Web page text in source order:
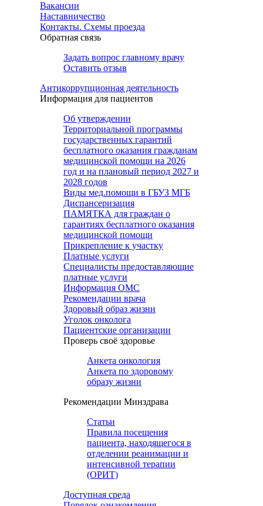
Вакансии
Наставничество
Контакты. Схемы проезда
Обратная связь
Задать вопрос главному врачу
Оставить отзыв
Антикоррупционная деятельность
Информация для пациентов
Об утверждении
Территориальной программы
государственных гарантий
бесплатного оказания гражданам
медицинской помощи на 2026
год и на плановый период 2027 и
2028 годов
Виды мед.помощи в ГБУЗ МГБ
Диспансеризация
ПАМЯТКА для граждан о
гарантиях бесплатного оказания
медицинской помощи
Прикрепление к участку
Платные услуги
Специалисты предоставляющие
платные услуги
Информация ОМС
Рекомендации врача
Здоровый образ жизни
Уголок онколога
Пациентские организации
Проверь своё здоровье
Анкета онкология
Анкета по здоровому
образу жизни
Рекомендации Минздрава
Статьи
Правила посещения
пациента, находящегося в
отделении реанимации и
интенсивной терапии
(ОРИТ)
Доступная среда